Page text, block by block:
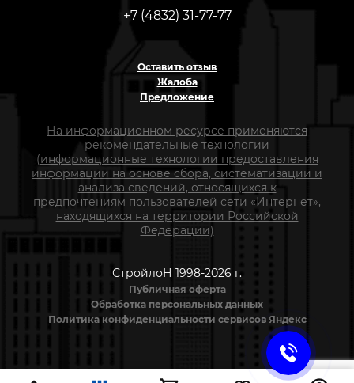
+7 (4832) 31-77-77
Оставить отзыв
Жалоба
Предложение
На информационном ресурсе применяются
рекомендательные технологии
(информационные технологии предоставления
информации на основе сбора, систематизации и
анализа сведений, относящихся к
предпочтениям пользователей сети «Интернет»,
находящихся на территории Российской
Федерации)
СтройлоН 1998-2026 г.
Публичная оферта
Обработка персональных данных
Политика конфиденциальности сервисов Яндекс